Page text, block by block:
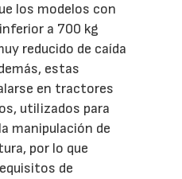
los modelos con
a 700 kg
reducido de caída
estas
en tractores
utilizados para
manipulación de
por lo que
de